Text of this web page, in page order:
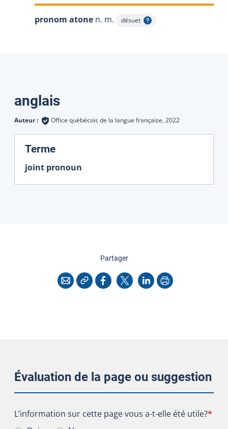
pronom atone n. m. désuet
Afficher l'infobulle
Traductions
anglais
Auteur : Office québécois de la langue française, 2022
Terme:
joint pronoun
Partagercette page
CourrielCopier l'adresse
Facebook
X LinkedInImprimer
Évaluation de la page ou suggestion
L’information sur cette page vous a-t-elle été utile?
L’information sur cette page vous a-t-elle été utile?*